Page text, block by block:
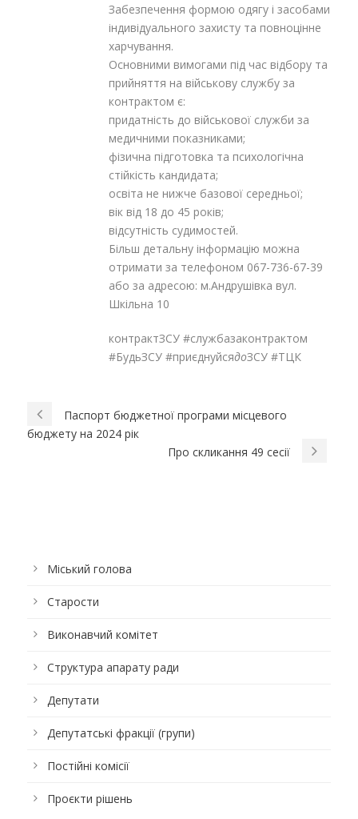
Забезпечення формою одягу і засобами
індивідуального захисту та повноцінне
харчування.
Основними вимогами під час відбору та
прийняття на військову службу за
контрактом є:
придатність до військової служби за
медичними показниками;
фізична підготовка та психологічна
стійкість кандидата;
освіта не нижче базової середньої;
вік від 18 до 45 років;
відсутність судимостей.
Більш детальну інформацію можна
отримати за телефоном 067-736-67-39
або за адресою: м.Андрушівка вул.
Шкільна 10
контрактЗСУ #службазаконтрактом
#БудьЗСУ #приєднуйсядоЗСУ #ТЦК
Паспорт бюджетної програми місцевого
бюджету на 2024 рік
Про скликання 49 сесії
Міський голова
Старости
Виконавчий комітет
Структура апарату ради
Депутати
Депутатські фракції (групи)
Постійні комісії
Проєкти рішень